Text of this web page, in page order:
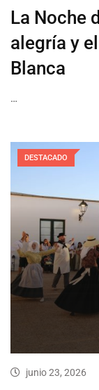
La Noche
alegría y
Blanca
…
DESTACADO
junio 23, 2026